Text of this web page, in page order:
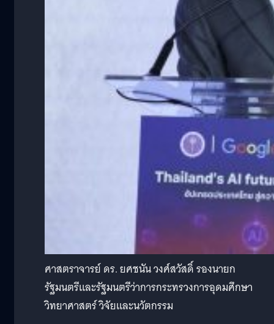
ศาสตราจารย์ ดร. ยศชนัน วงศ์สวัสดิ์ รองนายก
รัฐมนตรีและรัฐมนตรีว่าการกระทรวงการอุดมศึกษา
วิทยาศาสตร์ วิจัยและนวัตกรรม